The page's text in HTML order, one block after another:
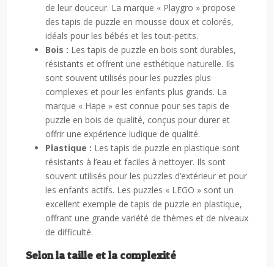
de leur douceur. La marque « Playgro » propose
des tapis de puzzle en mousse doux et colorés,
idéals pour les bébés et les tout-petits.
Bois : Les tapis de puzzle en bois sont durables,
résistants et offrent une esthétique naturelle. Ils
sont souvent utilisés pour les puzzles plus
complexes et pour les enfants plus grands. La
marque « Hape » est connue pour ses tapis de
puzzle en bois de qualité, conçus pour durer et
offrir une expérience ludique de qualité.
Plastique : Les tapis de puzzle en plastique sont
résistants à l’eau et faciles à nettoyer. Ils sont
souvent utilisés pour les puzzles d’extérieur et pour
les enfants actifs. Les puzzles « LEGO » sont un
excellent exemple de tapis de puzzle en plastique,
offrant une grande variété de thèmes et de niveaux
de difficulté.
Selon la taille et la complexité